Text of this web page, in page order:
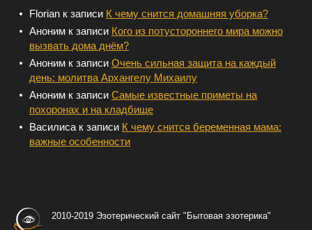
Florian к записи К чему снится домашняя уборка?
Аноним к записи Кого из потустороннего мира можно
вызвать дома днём?
Аноним к записи Очень сильная защита на каждый
день: молитва Архангелу Михаилу
Аноним к записи Самые известные приметы на
похоронах и на кладбище
Василиса к записи К чему снится беременная мама:
важные особенности
2010-2019 Эзотерический сайт "Бытовая эзотерика"